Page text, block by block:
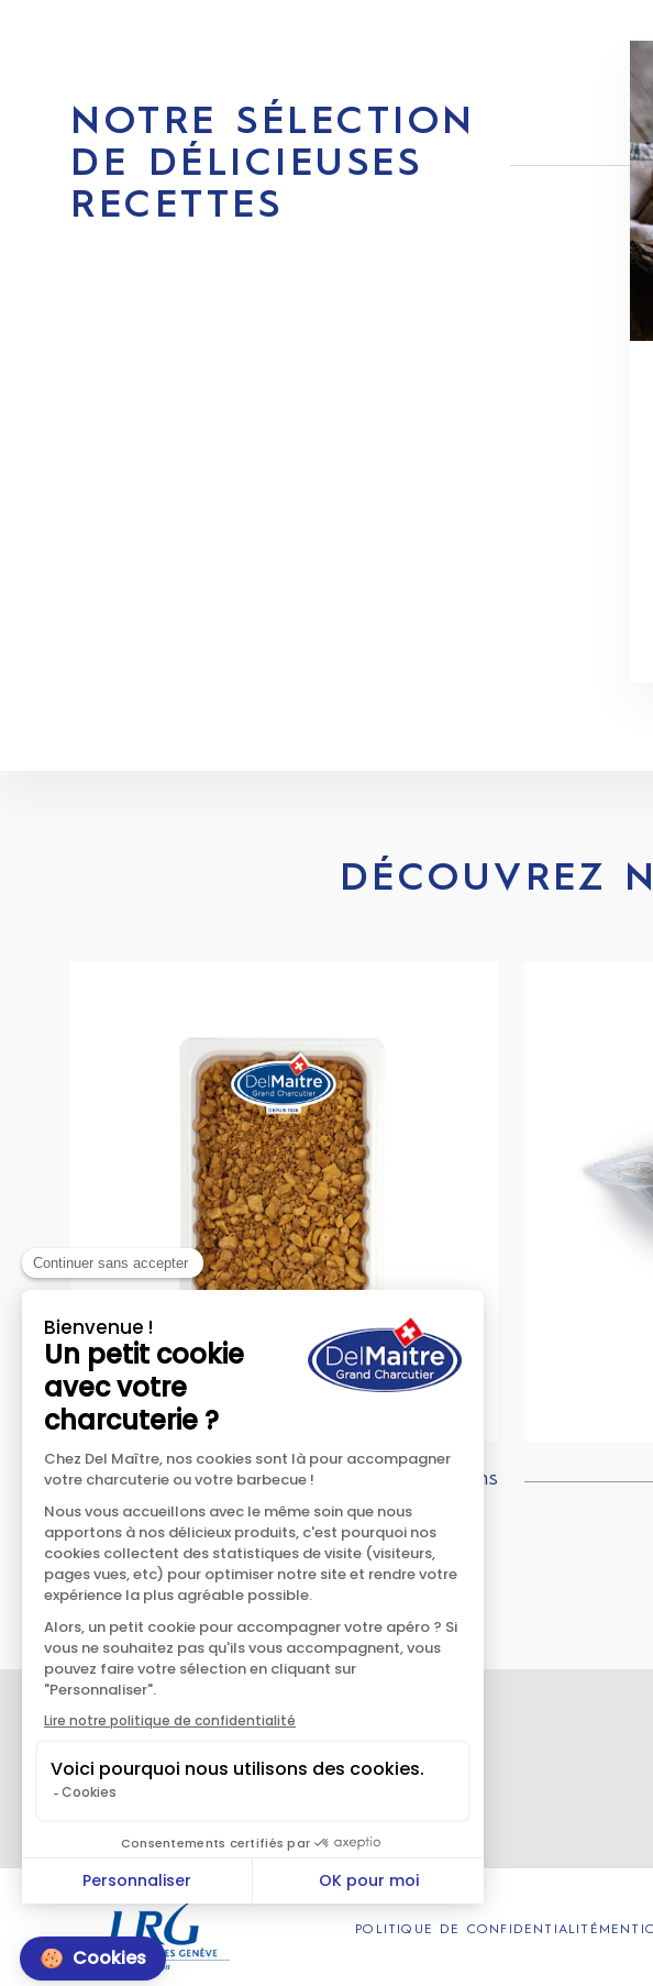
NOTRE SÉLECTION
DE DÉLICIEUSES
RECETTES
DÉCOUVREZ
Greubons
POLITIQUE DE CONFIDENTIALITÉ